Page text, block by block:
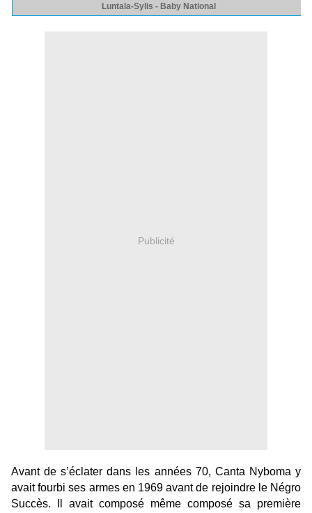
Publicité
Avant de s’éclater dans les années 70, Canta Nyboma y
avait fourbi ses armes en 1969 avant de rejoindre le Négro
Succès. Il avait composé même composé sa première